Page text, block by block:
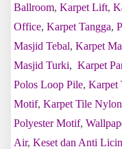
Ballroom, Karpet Lift,
Office, Karpet Tangga,
Masjid Tebal, Karpet
Masjid Turki, Karpet
Polos Loop Pile, Karpet
Motif, Karpet Tile
Polyester Motif,
Air, Keset dan Anti Licin